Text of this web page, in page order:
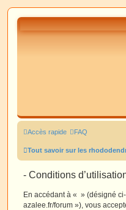
Accès rapide FAQ
Tout savoir sur les
- Conditions
En accédant à « » (désigné
azalee.fr/forum »), vous